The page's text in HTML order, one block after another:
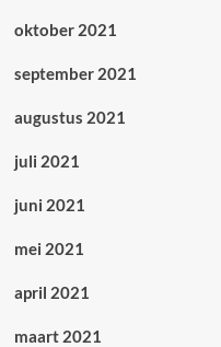
oktober 2021
september 2021
augustus 2021
juli 2021
juni 2021
mei 2021
april 2021
maart 2021